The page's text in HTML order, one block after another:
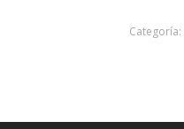
Categoría: